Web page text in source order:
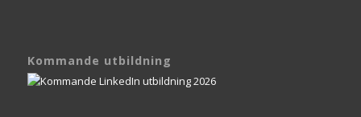
Kommande utbildning